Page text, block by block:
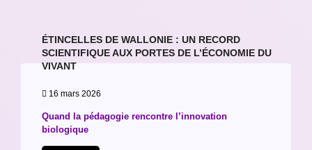
ÉTINCELLES DE WALLONIE : UN RECORD
SCIENTIFIQUE AUX PORTES DE L’ÉCONOMIE DU
VIVANT
16 mars 2026
Quand la pédagogie rencontre l’innovation
biologique